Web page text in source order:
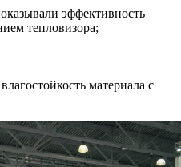
эффективность
тепловизора;
материала с